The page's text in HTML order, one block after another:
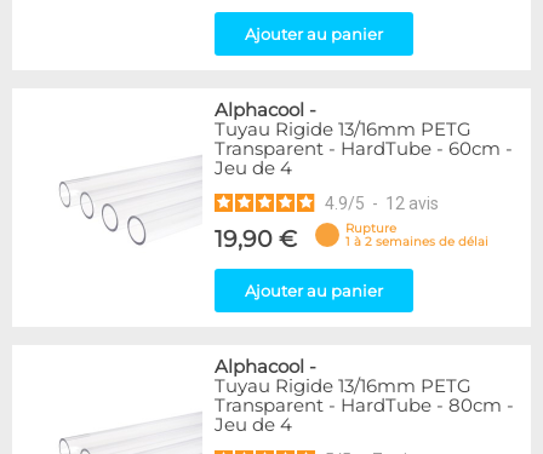
Ajouter au panier
Alphacool -
Tuyau Rigide 13/16mm PETG
Transparent - HardTube - 60cm -
Jeu de 4
4.9/5 - 12 avis
19,90 €
Rupture
1 à 2 semaines de délai
Ajouter au panier
Alphacool -
Tuyau Rigide 13/16mm PETG
Transparent - HardTube - 80cm -
Jeu de 4